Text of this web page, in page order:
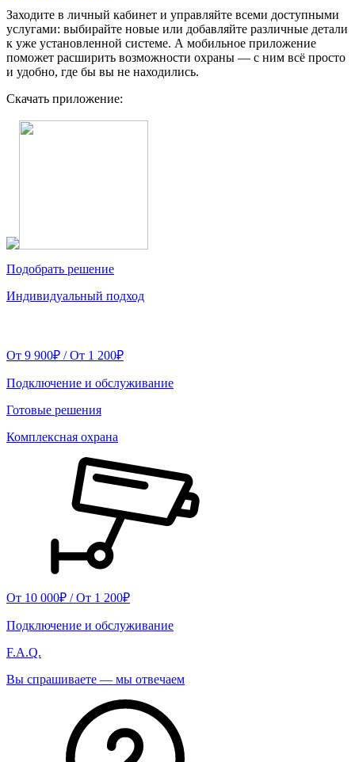
Заходите в личный кабинет и управляйте всеми доступными
услугами: выбирайте новые или добавляйте различные детали
к уже установленной системе. А мобильное приложение
поможет расширить возможности охраны — с ним всё просто
и удобно, где бы вы не находились.
Скачать приложение:
Подобрать решение
Индивидуальный подход
От 9 900₽ / От 1 200₽
Подключение и обслуживание
Готовые решения
Комплексная охрана
От 10 000₽ / От 1 200₽
Подключение и обслуживание
F.A.Q.
Вы спрашиваете — мы отвечаем